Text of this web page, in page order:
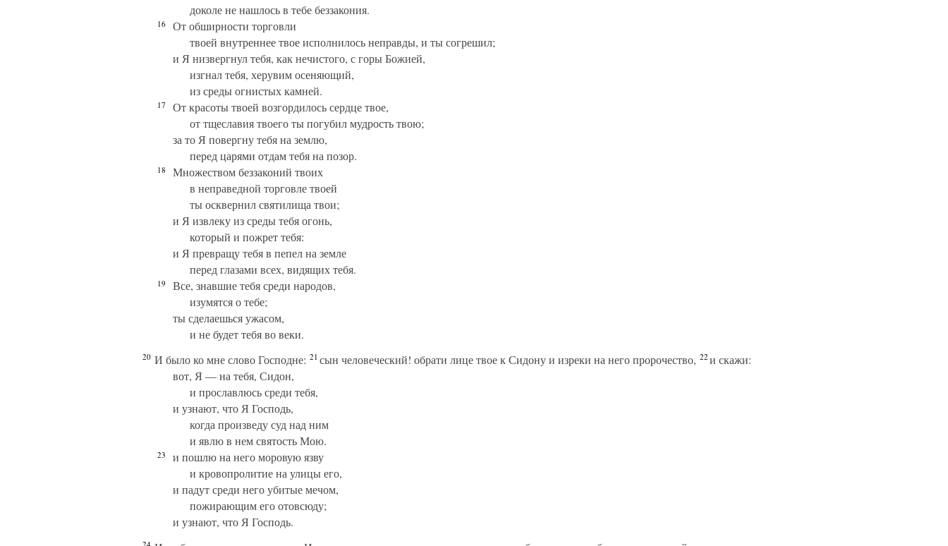
доколе не нашлось в тебе беззакония.
16
От обширности торговли
твоей внутреннее твое исполнилось неправды, и ты согрешил;
и Я низвергнул тебя, как нечистого, с горы Божией,
изгнал тебя, херувим осеняющий,
из среды огнистых камней.
17
От красоты твоей возгордилось сердце твое,
от тщеславия твоего ты погубил мудрость твою;
за то Я повергну тебя на землю,
перед царями отдам тебя на позор.
18
Множеством беззаконий твоих
в неправедной торговле твоей
ты осквернил святилища твои;
и Я извлеку из среды тебя огонь,
который и пожрет тебя:
и Я превращу тебя в пепел на земле
перед глазами всех, видящих тебя.
19
Все, знавшие тебя среди народов,
изумятся о тебе;
ты сделаешься ужасом,
и не будет тебя во веки.
20 И было ко мне слово Господне: 21сын человеческий! обрати лице твое к Сидону и изреки на него пророчество, 22и скажи:
вот, Я — на тебя, Сидон,
и прославлюсь среди тебя,
и узнают, что Я Господь,
когда произведу суд над ним
и явлю в нем святость Мою.
23
и пошлю на него моровую язву
и кровопролитие на улицы его,
и падут среди него убитые мечом,
пожирающим его отовсюду;
и узнают, что Я Господь.